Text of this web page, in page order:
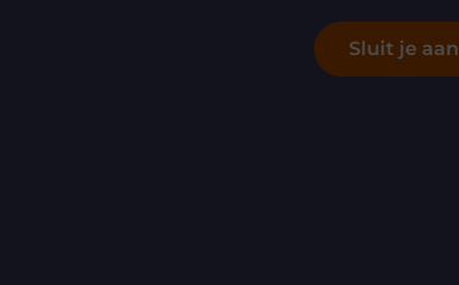
Sluit je aan